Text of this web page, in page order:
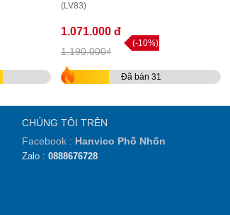
(LV83)
1.071.000 đ
1.190.000₫
(-10%)
Đã bán 31
CHÚNG TÔI TRÊN
Facebook : Hanvico Phố Nhổn
Zalo : 0888676728